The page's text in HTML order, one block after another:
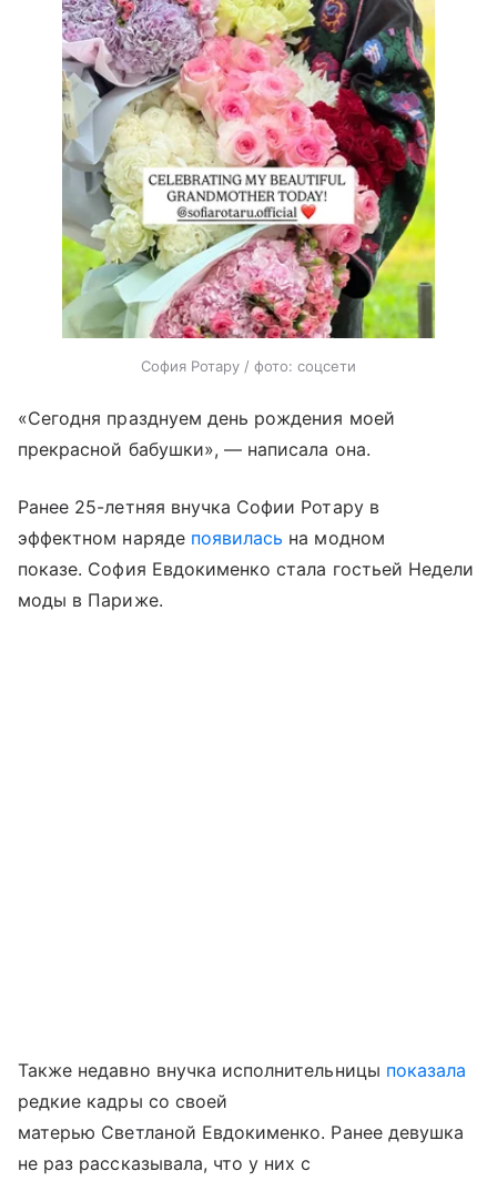
София Ротару / фото: соцсети
«Сегодня празднуем день рождения моей
прекрасной бабушки», — написала она.
Ранее 25-летняя внучка Софии Ротару в
эффектном наряде появилась на модном
показе. София Евдокименко стала гостьей Недели
моды в Париже.
Также недавно внучка исполнительницы показала
редкие кадры со своей
матерью Светланой Евдокименко. Ранее девушка
не раз рассказывала, что у них с